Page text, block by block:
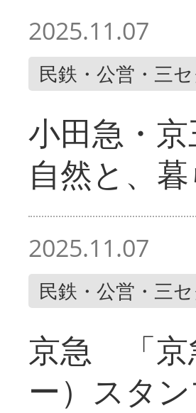
2025.11.07
民鉄・公営・三セ
小田急・
自然と、
2025.11.07
民鉄・公営・三セ
京急 「京
ー）スタ